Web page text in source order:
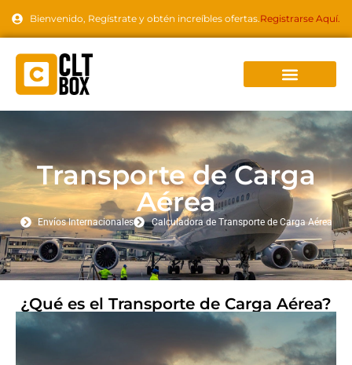
Bienvenido, Regístrate y obtén increíbles ofertas.Registrarse Aquí.
Transporte de Carga
Aérea
Envíos Internacionales Calculadora de Transporte de Carga Aérea
¿Qué es el Transporte de Carga Aérea?